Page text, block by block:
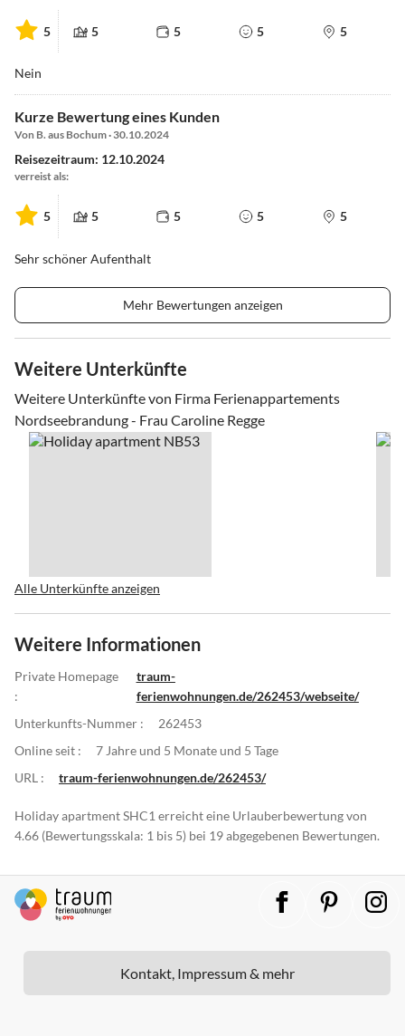
5 5 5 5 5
Nein
Kurze Bewertung eines Kunden
Von B. aus Bochum · 30.10.2024
Reisezeitraum: 12.10.2024
verreist als:
5 5 5 5 5
Sehr schöner Aufenthalt
Mehr Bewertungen anzeigen
Weitere Unterkünfte
Weitere Unterkünfte von Firma Ferienappartements
Nordseebrandung - Frau Caroline Regge
Alle Unterkünfte anzeigen
Weitere Informationen
Private Homepage
:
traum-
ferienwohnungen.de/262453/webseite/
Unterkunfts-Nummer :
262453
Online seit :
7 Jahre und 5 Monate und 5 Tage
URL :
traum-ferienwohnungen.de/262453/
Holiday apartment SHC1 erreicht eine Urlauberbewertung von
4.66 (Bewertungsskala: 1 bis 5) bei 19 abgegebenen Bewertungen.
Kontakt, Impressum & mehr